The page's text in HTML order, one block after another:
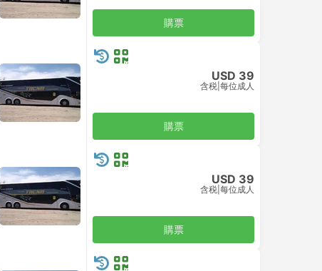
購票
USD 39
含税 每位成人
購票
USD 39
含税 每位成人
購票